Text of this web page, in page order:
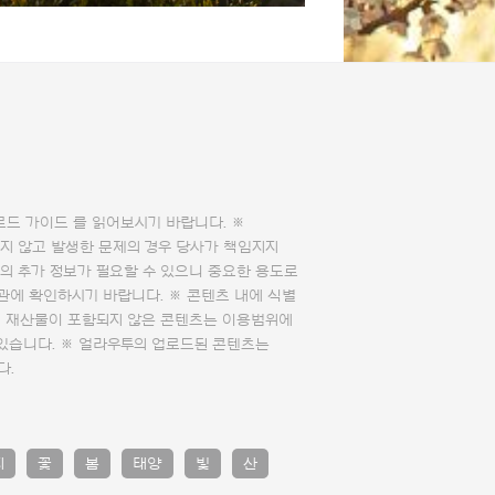
드 가이드 를 읽어보시기 바랍니다. ※
않고 발생한 문제의 경우 당사가 책임지지
추가 정보가 필요할 수 있으니 중요한 용도로
에 확인하시기 바랍니다. ※ 콘텐츠 내에 식별
산물이 포함되지 않은 콘텐츠는 이용범위에
습니다. ※ 얼라우투의 업로드된 콘텐츠는
.
꽃 봄 태양 빛 산